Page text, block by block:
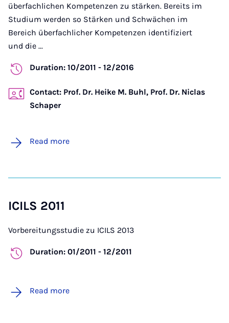
überfachlichen Kompetenzen zu stärken. Bereits im
Studium werden so Stärken und Schwächen im
Bereich überfachlicher Kompetenzen identifiziert
und die ...
Duration: 10/2011 - 12/2016
Contact: Prof. Dr. Heike M. Buhl, Prof. Dr. Niclas
Schaper
Read more
ICILS 2011
Vorbereitungsstudie zu ICILS 2013
Duration: 01/2011 - 12/2011
Read more